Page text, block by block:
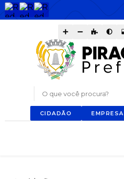
O que você procura?
CIDADÃO EMPRESA